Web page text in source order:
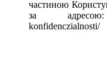
частиною
за адресою:
konfidenczialnosti/